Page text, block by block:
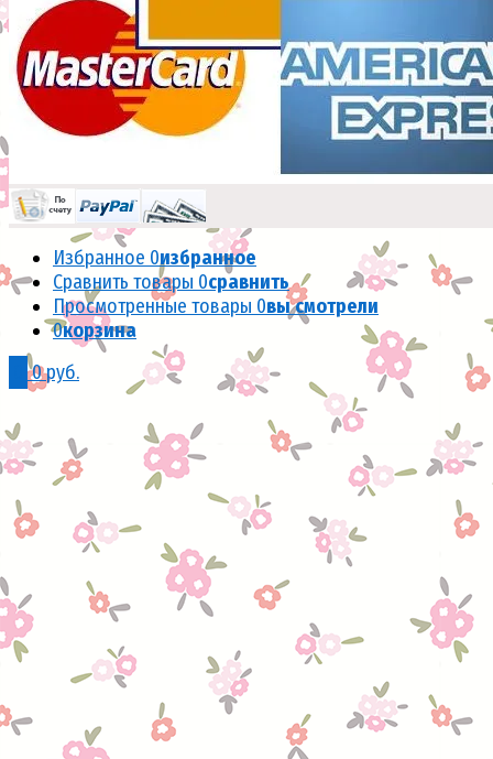
Избранное 0избранное
Сравнить товары 0сравнить
Просмотренные товары 0вы смотрели
0корзина
0 руб.